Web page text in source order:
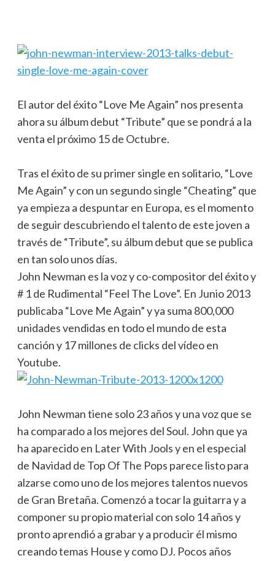
El autor del éxito “Love Me Again” nos presenta
ahora su álbum debut “Tribute” que se pondrá a la
venta el próximo 15 de Octubre.
Tras el éxito de su primer single en solitario, “Love
Me Again” y con un segundo single “Cheating” que
ya empieza a despuntar en Europa, es el momento
de seguir descubriendo el talento de este joven a
través de “Tribute”, su álbum debut que se publica
en tan solo unos días.
John Newman es la voz y co-compositor del éxito y
# 1 de Rudimental “Feel The Love”. En Junio 2013
publicaba “Love Me Again” y ya suma 800,000
unidades vendidas en todo el mundo de esta
canción y 17 millones de clicks del vídeo en
Youtube.
John Newman tiene solo 23 años y una voz que se
ha comparado a los mejores del Soul. John que ya
ha aparecido en Later With Jools y en el especial
de Navidad de Top Of The Pops parece listo para
alzarse como uno de los mejores talentos nuevos
de Gran Bretaña. Comenzó a tocar la guitarra y a
componer su propio material con solo 14 años y
pronto aprendió a grabar y a producir él mismo
creando temas House y como DJ. Pocos años